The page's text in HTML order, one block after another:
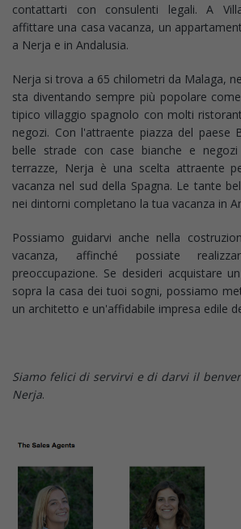
contattarti con consulenti legali. A
affittare una casa vacanza, un
a Nerja e in Andalusia.
Nerja si trova a 65 chilometri da Malaga,
sta diventando sempre più popolare
tipico villaggio spagnolo con molti
negozi. Con l'attraente piazza del paese
belle strade con case bianche e
terrazze, Nerja è una scelta attraente
vacanza nel sud della Spagna. Le tante
nei dintorni completano la tua vacanza in
Possiamo guidarvi anche nella
vacanza, affinché possiate
preoccupazione. Se desideri acquistare
sopra la casa dei tuoi sogni, possiamo
un architetto e un'affidabile impresa edile
Siamo felici di servirvi e di darvi il
Nerja.